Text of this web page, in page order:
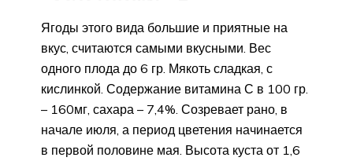
Ягоды этого вида большие и приятные на
вкус, считаются самыми вкусными. Вес
одного плода до 6 гр. Мякоть сладкая, с
кислинкой. Содержание витамина С в 100 гр.
– 160мг, сахара – 7,4%. Созревает рано, в
начале июля, а период цветения начинается
в первой половине мая. Высота куста от 1,6